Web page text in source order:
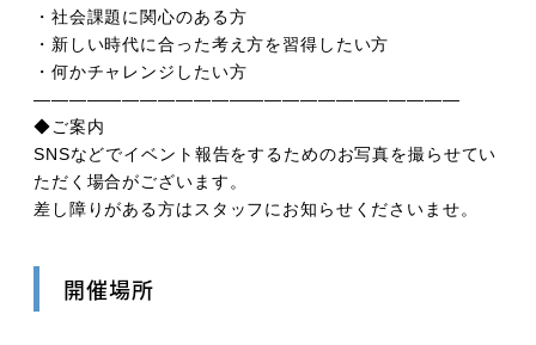
・社会課題に関心のある方
・新しい時代に合った考え方を習得したい方
・何かチャレンジしたい方
――――――――――――――――――――――――
◆ご案内
SNSなどでイベント報告をするためのお写真を撮らせてい
ただく場合がございます。
差し障りがある方はスタッフにお知らせくださいませ。
開催場所